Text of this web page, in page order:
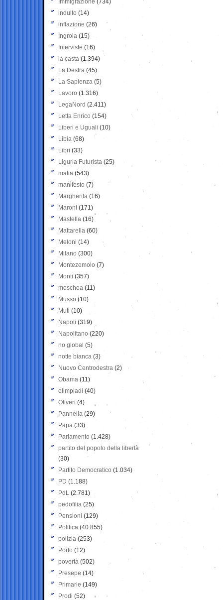
Immigrazione (734)
indulto (14)
inflazione (26)
Ingroia (15)
Interviste (16)
la casta (1.394)
La Destra (45)
La Sapienza (5)
Lavoro (1.316)
LegaNord (2.411)
Letta Enrico (154)
Liberi e Uguali (10)
Libia (68)
Libri (33)
Liguria Futurista (25)
mafia (543)
manifesto (7)
Margherita (16)
Maroni (171)
Mastella (16)
Mattarella (60)
Meloni (14)
Milano (300)
Montezemolo (7)
Monti (357)
moschea (11)
Musso (10)
Muti (10)
Napoli (319)
Napolitano (220)
no global (5)
notte bianca (3)
Nuovo Centrodestra (2)
Obama (11)
olimpiadi (40)
Oliveri (4)
Pannella (29)
Papa (33)
Parlamento (1.428)
partito del popolo della libertà
(30)
Partito Democratico (1.034)
PD (1.188)
PdL (2.781)
pedofilia (25)
Pensioni (129)
Politica (40.855)
polizia (253)
Porto (12)
povertà (502)
Presepe (14)
Primarie (149)
Prodi (52)